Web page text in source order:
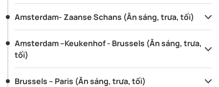
Amsterdam- Zaanse Schans (Ăn sáng, trưa, tối)
Amsterdam –Keukenhof - Brussels (Ăn sáng, trưa,
tối)
Brussels – Paris (Ăn sáng, trưa, tối)